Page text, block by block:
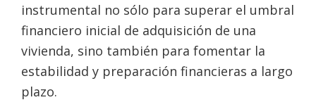
instrumental no sólo para superar el umbral
financiero inicial de adquisición de una
vivienda, sino también para fomentar la
estabilidad y preparación financieras a largo
plazo.